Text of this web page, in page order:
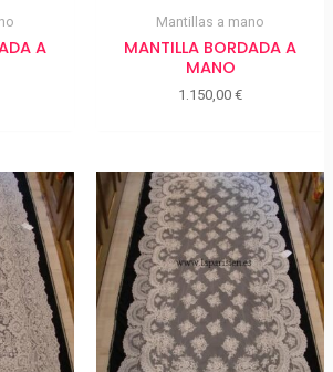
A
Mantillas a mano
MANTILLA BORDADA A
MANO
1.150,00€